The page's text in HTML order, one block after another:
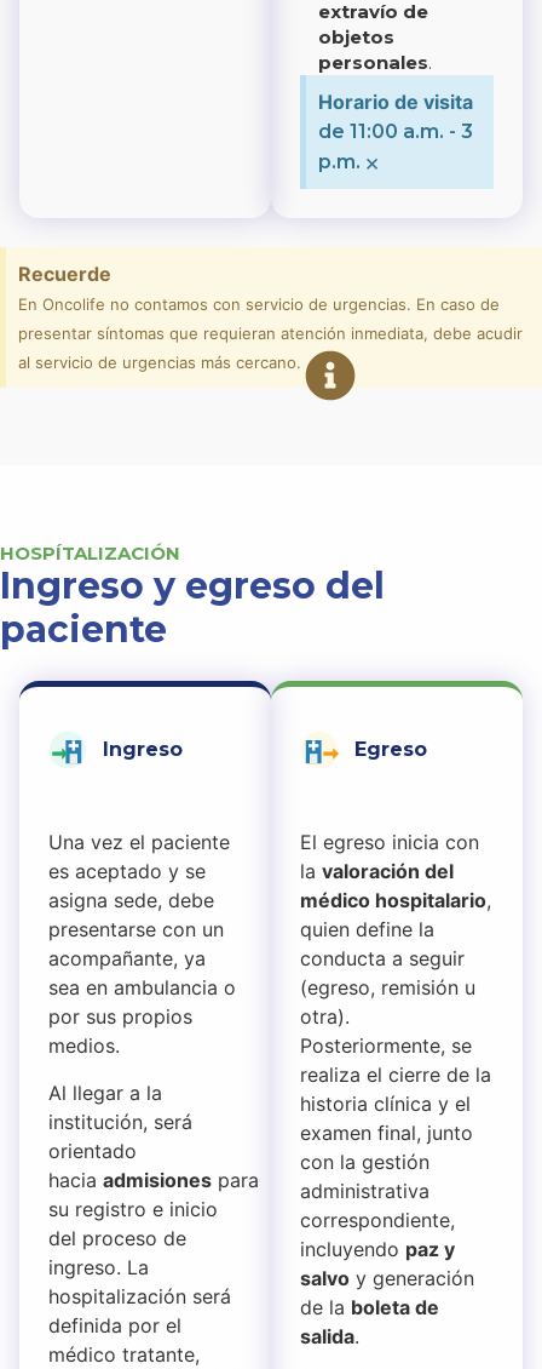
extravío de
objetos
personales.
Horario de visita
de 11:00 a.m. - 3
p.m. ×
Recuerde
En Oncolife no contamos con servicio de urgencias. En caso de
presentar síntomas que requieran atención inmediata, debe acudir
al servicio de urgencias más cercano.
HOSPÍTALIZACIÓN
Ingreso y egreso del
paciente
Ingreso
Una vez el paciente
es aceptado y se
asigna sede, debe
presentarse con un
acompañante, ya
sea en ambulancia o
por sus propios
medios.
Al llegar a la
institución, será
orientado
hacia admisiones para
su registro e inicio
del proceso de
ingreso. La
hospitalización será
definida por el
médico tratante,
Egreso
El egreso inicia con
la valoración del
médico hospitalario,
quien define la
conducta a seguir
(egreso, remisión u
otra).
Posteriormente, se
realiza el cierre de la
historia clínica y el
examen final, junto
con la gestión
administrativa
correspondiente,
incluyendo paz y
salvo y generación
de la boleta de
salida.